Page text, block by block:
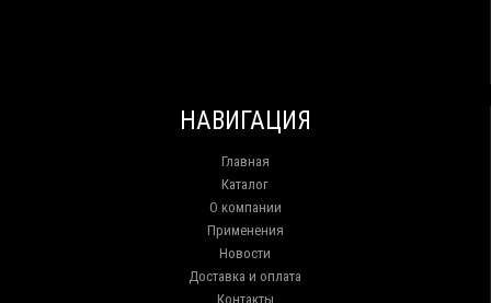
НАВИГАЦИЯ
Главная
Каталог
О компании
Применения
Новости
Доставка и оплата
Контакты